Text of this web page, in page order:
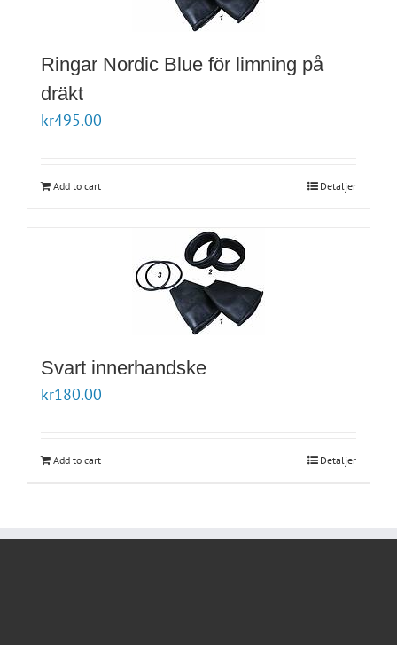
Ringar Nordic Blue för limning på
dräkt
kr495.00
Add to cart Detaljer
Svart innerhandske
kr180.00
Add to cart Detaljer